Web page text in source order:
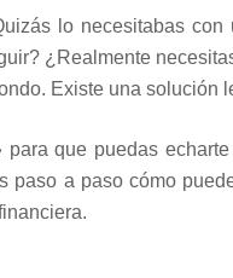
lo necesitabas
¿Realmente
Existe una solución
que puedas
paso a paso cómo